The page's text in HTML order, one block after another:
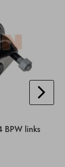
BPW links